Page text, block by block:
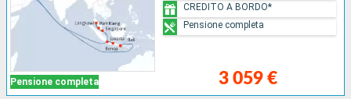
Pensione completa 3 059 €
CREDITO A BORDO*
Pensione completa